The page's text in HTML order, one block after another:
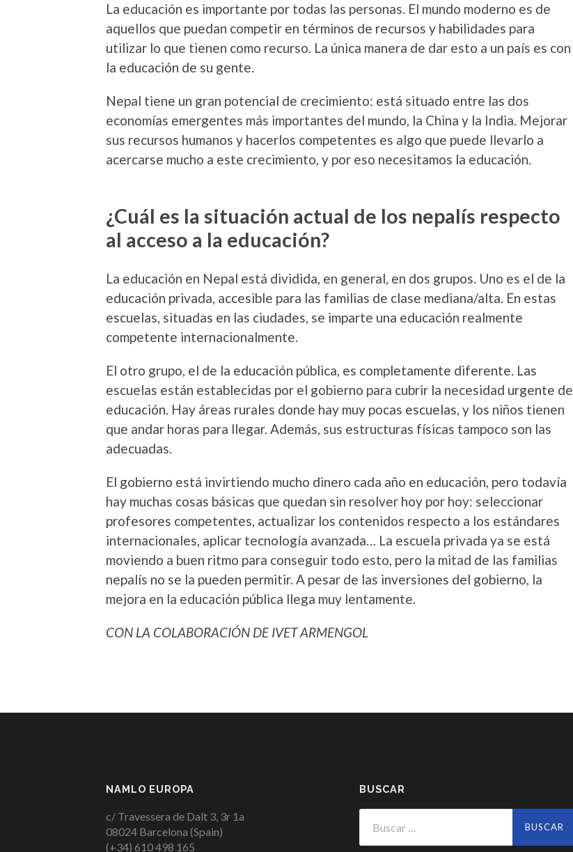
La educación es importante por todas las personas. El mundo moderno es de
aquellos que puedan competir en términos de recursos y habilidades para
utilizar lo que tienen como recurso. La única manera de dar esto a un país es con
la educación de su gente.
Nepal tiene un gran potencial de crecimiento: está situado entre las dos
economías emergentes más importantes del mundo, la China y la India. Mejorar
sus recursos humanos y hacerlos competentes es algo que puede llevarlo a
acercarse mucho a este crecimiento, y por eso necesitamos la educación.
¿Cuál es la situación actual de los nepalís respecto
al acceso a la educación?
La educación en Nepal está dividida, en general, en dos grupos. Uno es el de la
educación privada, accesible para las familias de clase mediana/alta. En estas
escuelas, situadas en las ciudades, se imparte una educación realmente
competente internacionalmente.
El otro grupo, el de la educación pública, es completamente diferente. Las
escuelas están establecidas por el gobierno para cubrir la necesidad urgente de
educación. Hay áreas rurales donde hay muy pocas escuelas, y los niños tienen
que andar horas para llegar. Además, sus estructuras físicas tampoco son las
adecuadas.
El gobierno está invirtiendo mucho dinero cada año en educación, pero todavía
hay muchas cosas básicas que quedan sin resolver hoy por hoy: seleccionar
profesores competentes, actualizar los contenidos respecto a los estándares
internacionales, aplicar tecnología avanzada… La escuela privada ya se está
moviendo a buen ritmo para conseguir todo esto, pero la mitad de las familias
nepalís no se la pueden permitir. A pesar de las inversiones del gobierno, la
mejora en la educación pública llega muy lentamente.
CON LA COLABORACIÓN DE IVET ARMENGOL
NAMLO EUROPA
c/ Travessera de Dalt 3, 3r 1a
08024 Barcelona (Spain)
(+34) 610 498 165
BUSCAR